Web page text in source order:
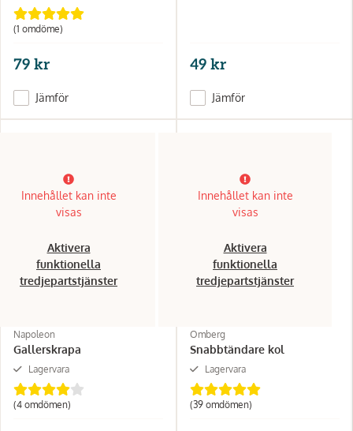
(1 omdöme)
79 kr
Jämför
49 kr
Jämför
Innehållet kan inte
visas
Aktivera
funktionella
tredjepartstjänster
Napoleon
Gallerskrapa
Lagervara
(4 omdömen)
Innehållet kan inte
visas
Aktivera
funktionella
tredjepartstjänster
Omberg
Snabbtändare kol
Lagervara
(39 omdömen)